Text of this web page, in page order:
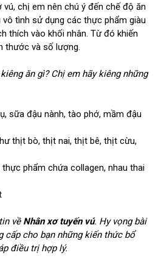
chị em nên chú ý đến chế độ ăn
vô tình sử dụng các thực phẩm giàu
thích vào khối nhân. Từ đó khiến
thước và số lượng.
ăn gì? Chị em hãy kiêng những
sữa đậu nành, tào phớ, mầm đậu
thịt bò, thịt nai, thịt bê, thịt cừu,
phẩm chứa collagen, nhau thai
về Nhân xơ tuyến vú. Hy vọng bài
cấp cho bạn những kiến thức bổ
điều trị hợp lý.